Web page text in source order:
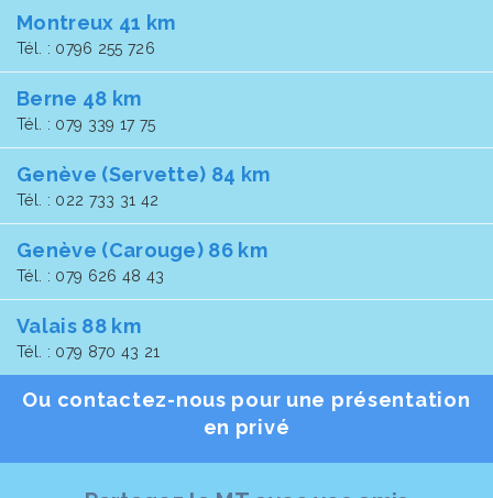
Montreux 41 km
Tél. : 0796 255 726
Berne 48 km
Tél. : 079 339 17 75
Genève (Servette) 84 km
Tél. : 022 733 31 42
Genève (Carouge) 86 km
Tél. : 079 626 48 43
Valais 88 km
Tél. : 079 870 43 21
Ou contactez-nous pour une présentation
en privé